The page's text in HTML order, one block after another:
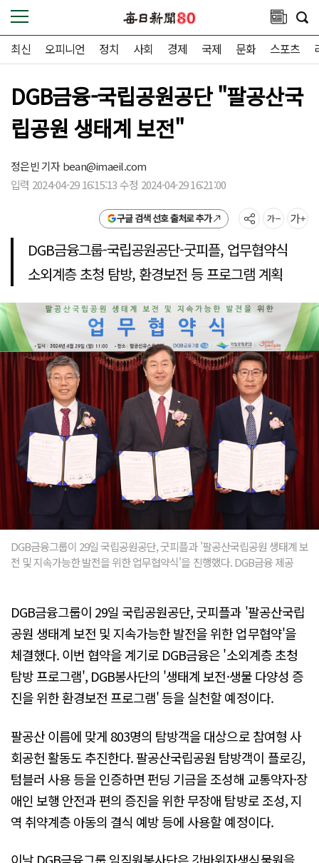
최신 오피니언 정치 사회 경제 국제 문화 스포츠
DGB금융-국립공원공단 "팔공산국
립공원 생태계 보전"
정은빈 기자bean@imaeil.com
입력 2024-04-29 16:15:13 수정 2024-04-29 16:21:00
구글 검색 선호 출처로 추가
DGB금융그룹-국립공원공단-굿피플, 업무협약식
소외계층 초청 탐방, 환경보전 등 프로그램 계획
DGB금융그룹이 29일 국립공원공단, 굿피플과 '팔공산국립공원 생태계 보
전 및 지속가능한 발전을 위한 업무협약식'을 진행했다. DGB금융 제공
DGB금융그룹이 29일 국립공원공단, 굿피플과 '팔공산국립
공원 생태계 보전 및 지속가능한 발전을 위한 업무협약'을
체결했다. 이번 협약을 계기로 DGB금융은 '소외계층 초청
탐방 프로그램', DGB봉사단의 '생태계 보전·생물 다양성 증
진을 위한 환경보전 프로그램' 등을 실천할 예정이다.
팔공산 이름에 맞게 803명의 탐방객을 대상으로 참여형 사
회공헌 활동도 추진한다. 팔공산국립공원 탐방객이 플로깅,
텀블러 사용 등을 인증하면 펀딩 기금을 조성해 교통약자·장
애인 보행 안전과 편의 증진을 위한 무장애 탐방로 조성, 지
역 취약계층 아동의 결식 예방 등에 사용할 예정이다.